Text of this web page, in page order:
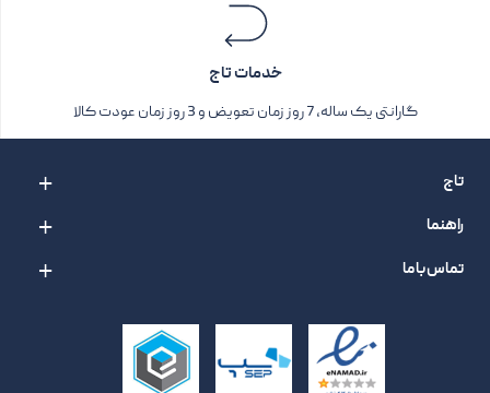
خدمات تاج
گارانتی یک ساله، 7 روز زمان تعویض و 3 روز زمان عودت کالا
تاج
راهنما
تماس با ما